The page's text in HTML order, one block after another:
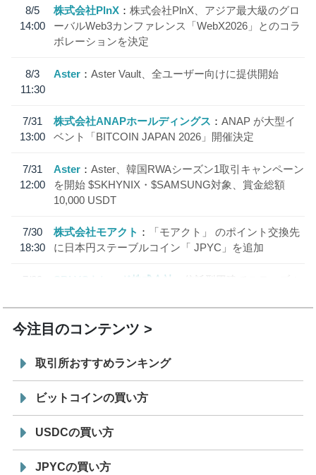
8/5
14:00
株式会社PlnX
株式会社PlnX、アジア最大級のグロ
ーバルWeb3カンファレンス「WebX2026」とのコラ
ボレーションを決定
8/3
11:30
Aster Aster Vault、全ユーザー向けに提供開始
7/31
13:00
株式会社ANAPホールディングス
ANAP が大型イ
ベント「BITCOIN JAPAN 2026」開催決定
7/31
12:00
Aster
Aster、韓国RWAシーズン1取引キャンペーン
を開始 $SKHYNIX・$SAMSUNG対象、賞金総額
10,000 USDT
7/30
18:30
株式会社モアクト
「モアクト」 のポイント交換先
に日本円ステーブルコイン「 JPYC」を追加
7/29
SBI VCトレード株式会社
信託型円建てステーブル
今注目のコンテンツ
取引所おすすめランキング
ビットコインの買い方
USDCの買い方
JPYCの買い方